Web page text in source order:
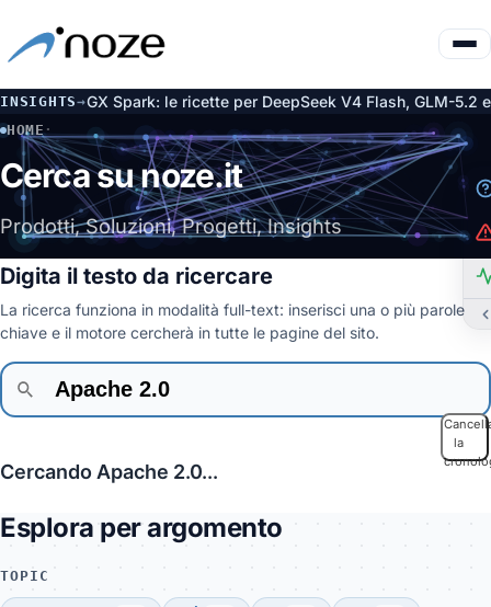
INSIGHTS→
su DGX Spark: le ricette per DeepSeek V4 Flash, GLM-5.2 e
HOME·
CERCA
Cerca su noze.it
Prodotti, Soluzioni, Progetti, Insights
Digita il testo da ricercare
La ricerca funziona in modalità full-text: inserisci una o più parole
chiave e il motore cercherà in tutte le pagine del sito.
la
Cercando Apache 2.0...
Esplora per argomento
TOPIC